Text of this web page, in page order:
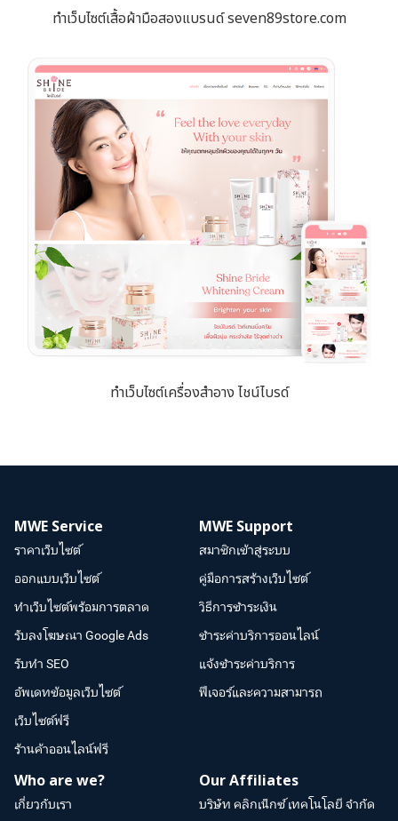
ทำเว็บไซต์เสื้อผ้ามือสองแบรนด์ seven89store.com
ทำเว็บไซต์เครื่องสำอาง ไชน์ไบรด์
MWE Service
ราคาเว็บไซต์
ออกแบบเว็บไซต์
ทำเว็บไซต์พร้อมการตลาด
รับลงโฆษณา Google Ads
รับทำ SEO
อัพเดทข้อมูลเว็บไซต์
เว็บไซต์ฟรี
ร้านค้าออนไลน์ฟรี
MWE Support
สมาชิกเข้าสู่ระบบ
คู่มือการสร้างเว็บไซต์
วิธีการชำระเงิน
ชำระค่าบริการออนไลน์
แจ้งชำระค่าบริการ
ฟีเจอร์และความสามารถ
Who are we?
เกี่ยวกับเรา
Our Affiliates
บริษัท คลิกเน็กซ์ เทคโนโลยี จำกัด